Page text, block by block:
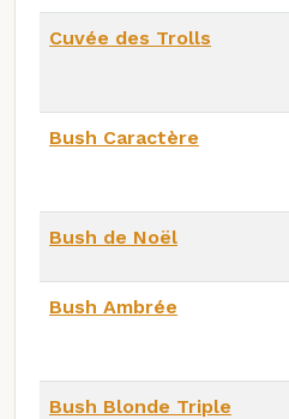
Cuvée des Trolls
Bush Caractère
Bush de Noël
Bush Ambrée
Bush Blonde Triple